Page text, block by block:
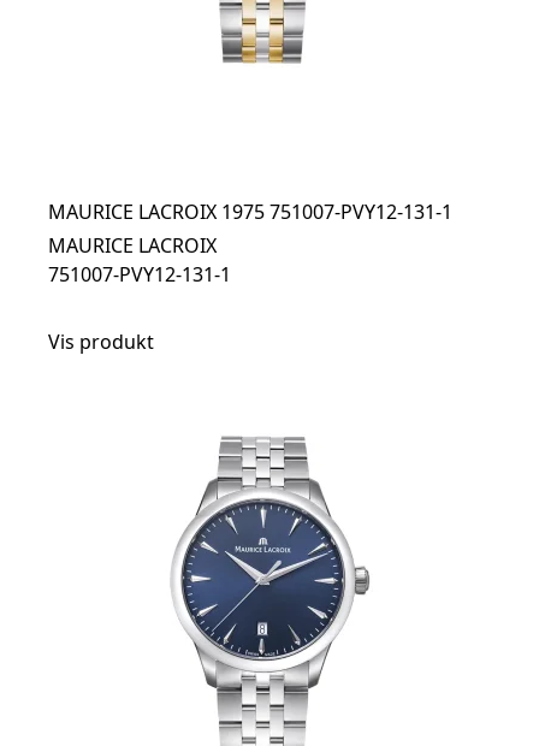
MAURICE LACROIX 1975 751007-PVY12-131-1
MAURICE LACROIX
751007-PVY12-131-1
Vis produkt